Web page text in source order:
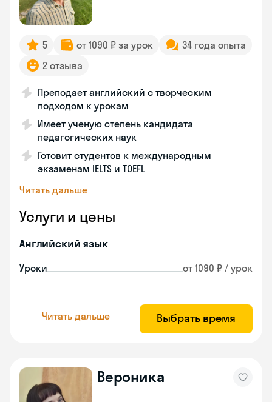
5 от 1090 ₽ за урок
34 года опыта
2 отзыва
Преподает английский с творческим
подходом к урокам
Имеет ученую степень кандидата
педагогических наук
Готовит студентов к международным
экзаменам IELTS и TOEFL
Читать дальше
Услуги и цены
Английский язык
Уроки от 1090 ₽ / урок
Читать дальше Выбрать время
Вероника